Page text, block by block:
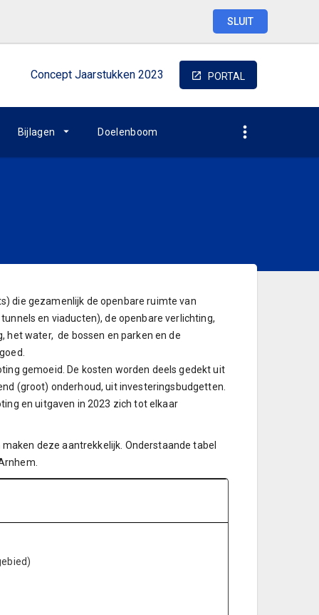
SLUIT
Concept Jaarstukken 2023 PORTAL
Bijlagen Doelenboom
die gezamenlijk de openbare ruimte van
en viaducten), de openbare verlichting,
het water, de bossen en parken en de
gemoeid. De kosten worden deels gedekt uit
(groot) onderhoud, uit investeringsbudgetten.
en uitgaven in 2023 zich tot elkaar
deze aantrekkelijk. Onderstaande tabel